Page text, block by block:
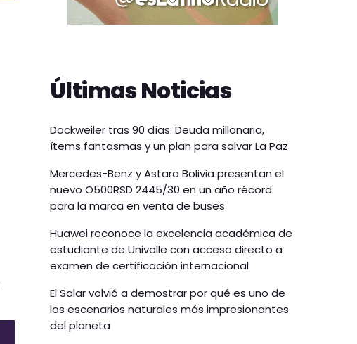
Últimas Noticias
Dockweiler tras 90 días: Deuda millonaria,
ítems fantasmas y un plan para salvar La Paz
Mercedes-Benz y Astara Bolivia presentan el
nuevo O500RSD 2445/30 en un año récord
para la marca en venta de buses
Huawei reconoce la excelencia académica de
estudiante de Univalle con acceso directo a
examen de certificación internacional
El Salar volvió a demostrar por qué es uno de
los escenarios naturales más impresionantes
del planeta